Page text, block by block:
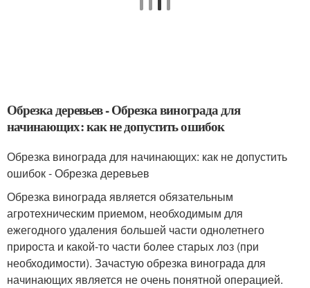
Обрезка деревьев - Обрезка винограда для
начинающих: как не допустить ошибок
Обрезка винограда для начинающих: как не допустить
ошибок - Обрезка деревьев
Обрезка винограда является обязательным
агротехническим приемом, необходимым для
ежегодного удаления большей части однолетнего
прироста и какой-то части более старых лоз (при
необходимости). Зачастую обрезка винограда для
начинающих является не очень понятной операцией.